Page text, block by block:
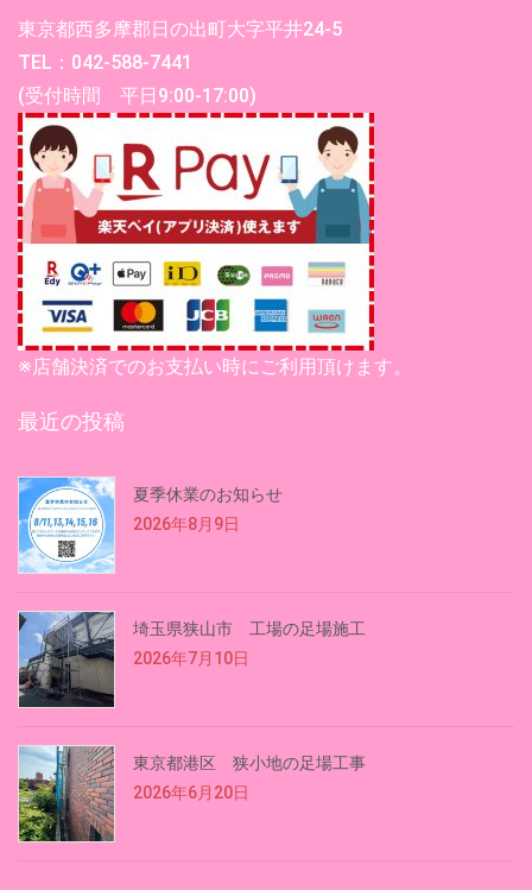
東京都西多摩郡日の出町大字平井24-5
TEL：042-588-7441
(受付時間 平日9:00-17:00)
※店舗決済でのお支払い時にご利用頂けます。
最近の投稿
夏季休業のお知らせ
2026年8月9日
埼玉県狭山市 工場の足場施工
2026年7月10日
東京都港区 狭小地の足場工事
2026年6月20日